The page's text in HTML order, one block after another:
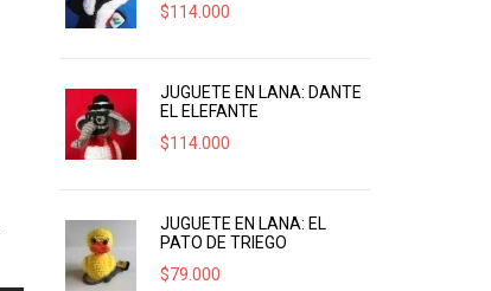
$114.000
JUGUETE EN LANA: DANTE
EL ELEFANTE
$114.000
JUGUETE EN LANA: EL
PATO DE TRIEGO
$79.000